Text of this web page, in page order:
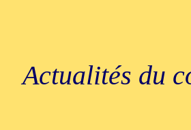
Actualités du